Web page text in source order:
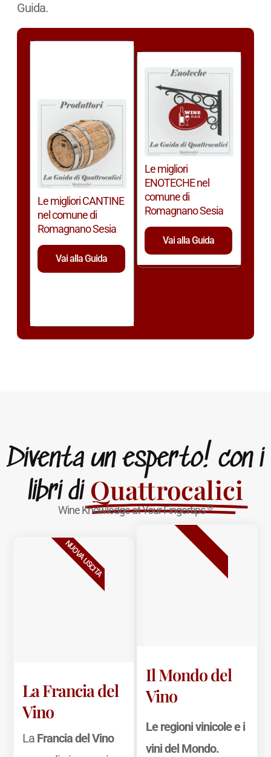
Guida.
Le migliori CANTINE
nel comune di
Romagnano Sesia
Vai alla Guida
Le migliori
ENOTECHE nel
comune di
Romagnano Sesia
Vai alla Guida
Diventa un esperto! con i
libri di Quattrocalici
Wine Knowledge at Your Fingertips®
La Francia del
Vino
La Francia del Vino
NUOVA USCITA
Il Mondo del
Vino
Le regioni vinicole e i
vini del Mondo.
BESTSELLER